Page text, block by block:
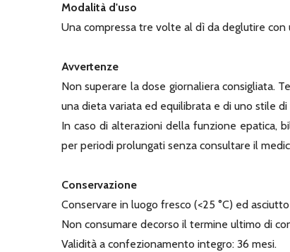
Modalità d'uso
Una compressa tre volte al dì da deglutire con
Avvertenze
Non superare la dose giornaliera consigliata.
una dieta variata ed equilibrata e di uno stile di
In caso di alterazioni della funzione epatica,
per periodi prolungati senza consultare il
Conservazione
Conservare in luogo fresco (<25 °C) ed
Non consumare decorso il termine ultimo di
Validità a confezionamento integro: 36 mesi.